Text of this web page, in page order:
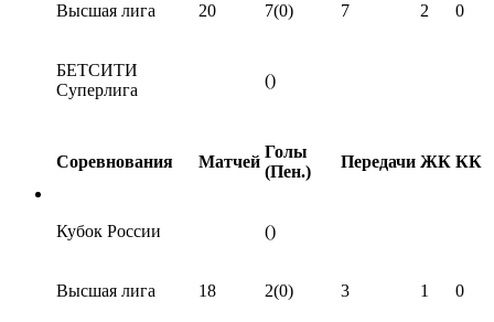
Высшая лига 20 7(0) 7 2 0
БЕТСИТИ
Суперлига
()
Соревнования Матчей
Голы
(Пен.)
Передачи ЖК КК
Кубок России ()
Высшая лига 18 2(0) 3 1 0